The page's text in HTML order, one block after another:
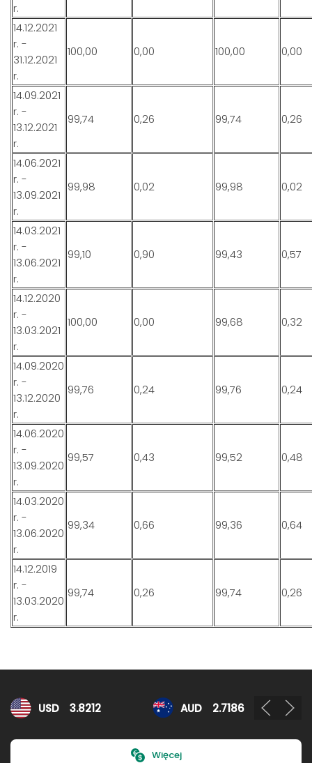
r.
14.12.2021
r. -
31.12.2021
r.
100,00 0,00 100,00 0,00
14.09.2021
r. -
13.12.2021
r.
99,74 0,26 99,74 0,26
14.06.2021
r. -
13.09.2021
r.
99,98 0,02 99,98 0,02
14.03.2021
r. -
13.06.2021
r.
99,10 0,90 99,43 0,57
14.12.2020
r. -
13.03.2021
r.
100,00 0,00 99,68 0,32
14.09.2020
r. -
13.12.2020
r.
99,76 0,24 99,76 0,24
14.06.2020
r. -
13.09.2020
r.
99,57 0,43 99,52 0,48
14.03.2020
r. -
13.06.2020
r.
99,34 0,66 99,36 0,64
14.12.2019
r. -
13.03.2020
r.
99,74 0,26 99,74 0,26
Kursy walut
USD 3.8212 AUD 2.7186
Więcej